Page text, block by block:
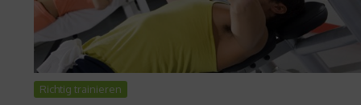
Richtig trainieren